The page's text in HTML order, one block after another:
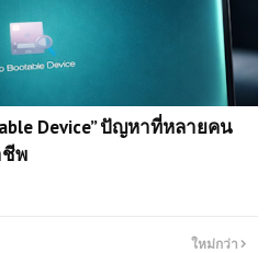
Device” ปัญหาที่หลายคน
ชีพ
ใหม่กว่า